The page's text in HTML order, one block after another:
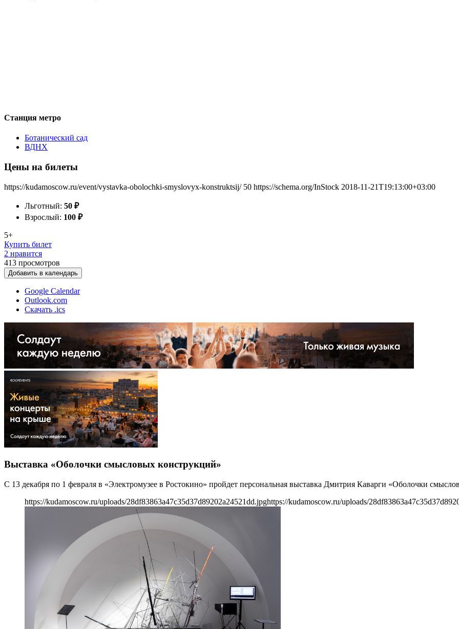
Станция метро
Ботанический сад
ВДНХ
Цены на билеты
https://kudamoscow.ru/event/vystavka-obolochki-smyslovyx-konstruktsij/ 50 https://schema.org/InStock 2018-11-21T19:13:00+03:00
Льготный: 50 ₽
Взрослый: 100 ₽
5+
Купить билет
2 нравится
413 просмотров
Добавить в календарь
Google Calendar
Outlook.com
Скачать .ics
Выставка «Оболочки смысловых конструкций»
С 13 декабря по 1 февраля в «Электромузее в Ростокино» пройдет персональная выставка Дмитрия Каварги «Оболочки
https://kudamoscow.ru/uploads/28df83863a47c35d37d89202a24521dd.jpghttps://kudamoscow.ru/uploads/